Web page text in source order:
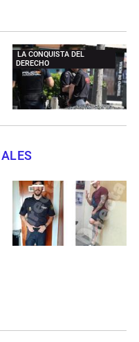
LA CONQUISTA DEL
DERECHO